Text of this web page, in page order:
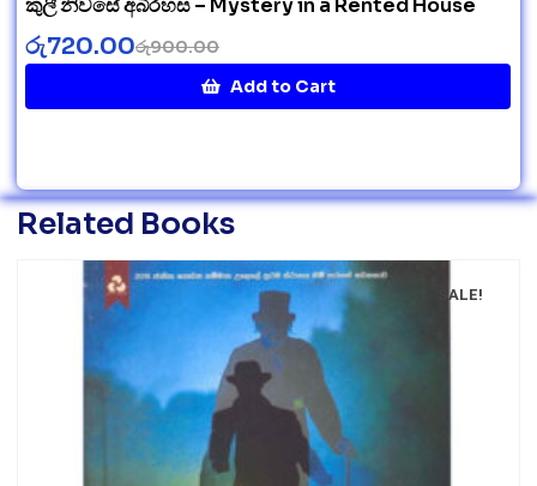
කුලී නිවසේ අබිරහස – Mystery in a Rented House
රු900.00
රු720.00
Add to Cart
Related Books
SALE!